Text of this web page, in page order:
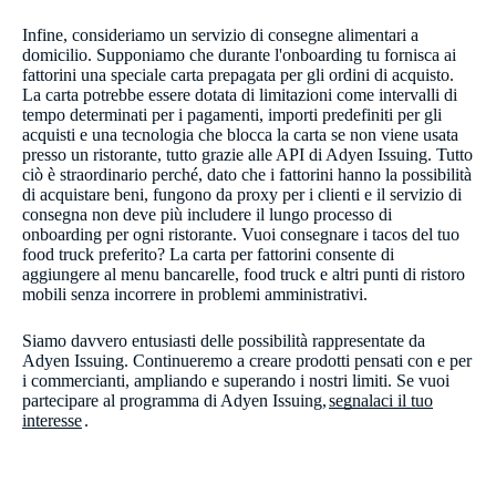
Infine, consideriamo un servizio di consegne alimentari a
domicilio. Supponiamo che durante l'onboarding tu fornisca ai
fattorini una speciale carta prepagata per gli ordini di acquisto.
La carta potrebbe essere dotata di limitazioni come intervalli di
tempo determinati per i pagamenti, importi predefiniti per gli
acquisti e una tecnologia che blocca la carta se non viene usata
presso un ristorante, tutto grazie alle API di Adyen Issuing. Tutto
ciò è straordinario perché, dato che i fattorini hanno la possibilità
di acquistare beni, fungono da proxy per i clienti e il servizio di
consegna non deve più includere il lungo processo di
onboarding per ogni ristorante. Vuoi consegnare i tacos del tuo
food truck preferito? La carta per fattorini consente di
aggiungere al menu bancarelle, food truck e altri punti di ristoro
mobili senza incorrere in problemi amministrativi.
Siamo davvero entusiasti delle possibilità rappresentate da
Adyen Issuing. Continueremo a creare prodotti pensati con e per
i commercianti, ampliando e superando i nostri limiti. Se vuoi
partecipare al programma di Adyen Issuing,segnalaci il tuo
interesse.